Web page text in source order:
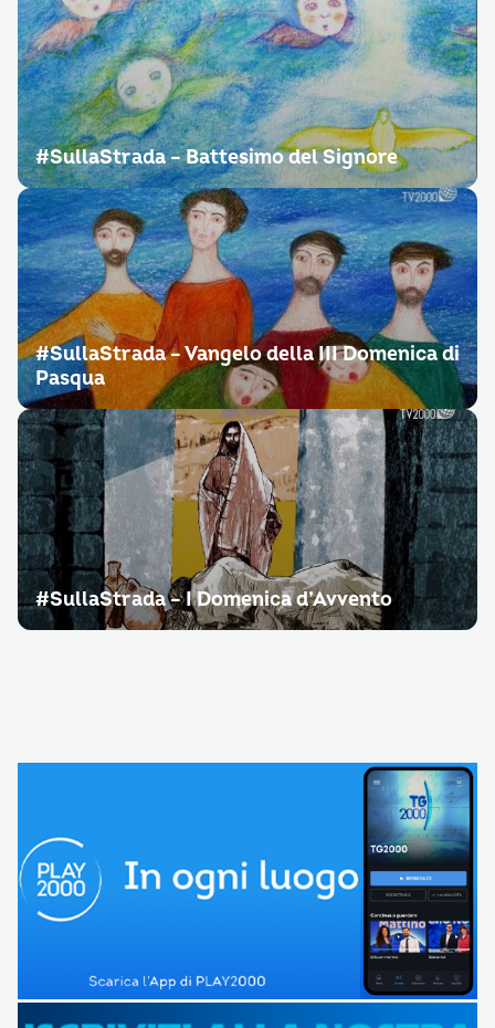
#SullaStrada – Battesimo del Signore
#SullaStrada – Vangelo della III Domenica di
Pasqua
#SullaStrada – I Domenica d’Avvento